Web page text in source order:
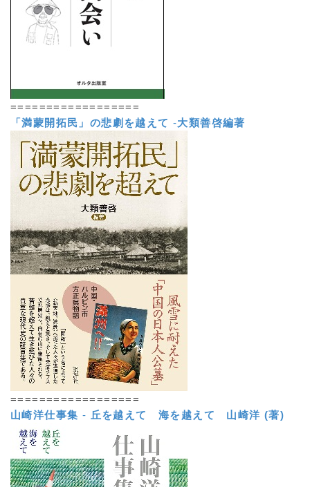
==================
「満蒙開拓民」の悲劇を越えて -大類善啓編著
==================
山崎洋仕事集 - 丘を越えて 海を越えて 山崎洋 (著)